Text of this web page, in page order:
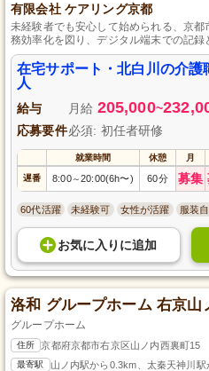
有限会社 ケアリング京都
未経験者でも安心して始められる、京
務効率化を図り、デジタル端末での記
休制に加え、年末年始のお休みも保証
きる環境を整えました。初任者研修（
験の有無に関わらず契約社員として歓迎
在宅サポート・北白川の介
人
給与 月給 205,000~
応募要件必須: 初任者研修
就業時間 休憩 月
遅番 8:00～20:00(6h〜) 60分 募集
60代活躍 未経験可 女性が活躍 服装
お気に入り に追加
洛和 グループホーム 右京山
グループホーム
住所 京都府京都市右京区山ノ内西裏町15
最寄駅 山ノ内駅から0.3km、太秦天神川